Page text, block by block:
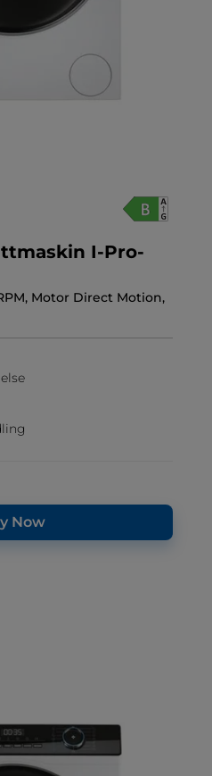
I-Pro-
Motor Direct Motion,
Now